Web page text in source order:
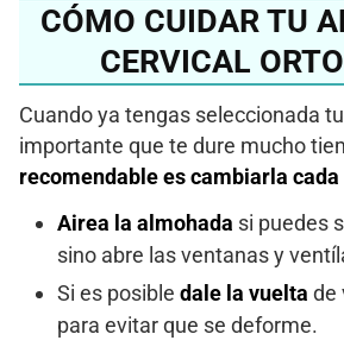
CÓMO CUIDAR TU
CERVICAL
Cuando ya tengas seleccionada
importante que te dure mucho
recomendable es cambiarla cada
Airea la almohada si puedes
sino abre las ventanas y
Si es posible dale la vuelta de
para evitar que se deforme.